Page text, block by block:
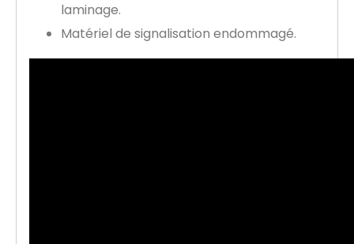
laminage.
Matériel de signalisation endommagé.